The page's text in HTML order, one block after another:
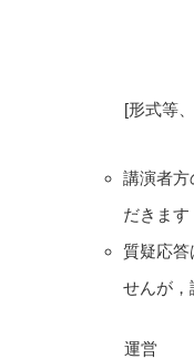
[形式等
講演者方
だきます
質疑応答
せんが，
運営